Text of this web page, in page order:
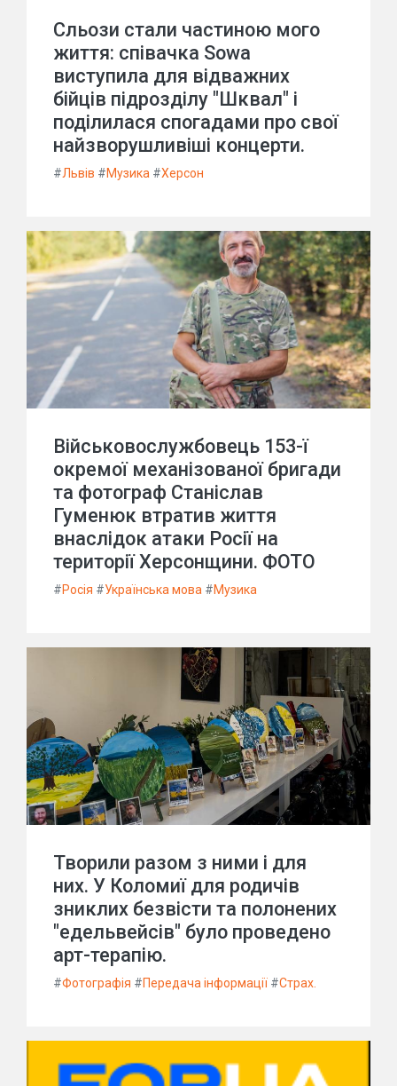
Сльози стали частиною мого
життя: співачка Sowa
виступила для відважних
бійців підрозділу "Шквал" і
поділилася спогадами про свої
найзворушливіші концерти.
#Львів #Музика #Херсон
Військовослужбовець 153-ї
окремої механізованої бригади
та фотограф Станіслав
Гуменюк втратив життя
внаслідок атаки Росії на
території Херсонщини. ФОТО
#Росія #Українська мова #Музика
Творили разом з ними і для
них. У Коломиї для родичів
зниклих безвісти та полонених
"едельвейсів" було проведено
арт-терапію.
#Фотографія #Передача інформації #Страх.